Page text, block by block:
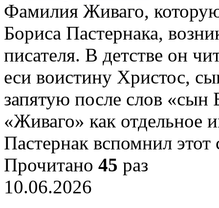
Фамилия Живаго,
Бориса Пастернака,
писателя. В детстве он
еси воистину Христос,
запятую после слов «сын
«Живаго» как отдельное
Пастернак вспомнил
Прочитано 45 раз
10.06.2026